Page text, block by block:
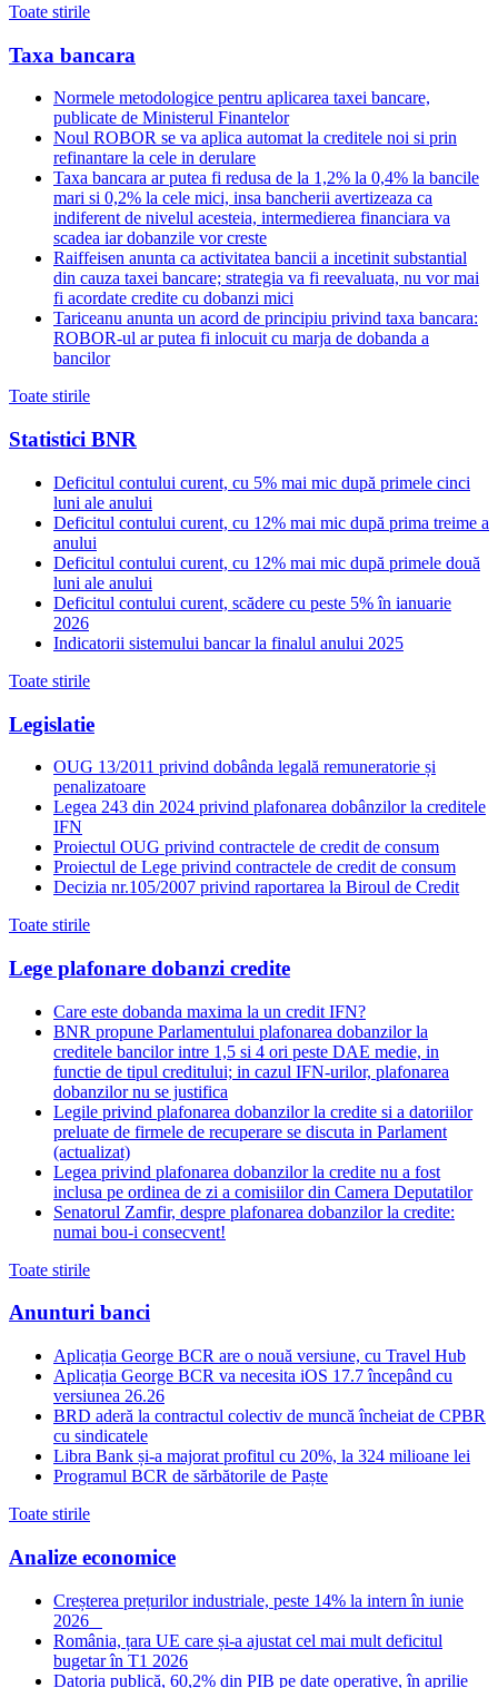
Toate stirile
Taxa bancara
Normele metodologice pentru aplicarea taxei bancare,
publicate de Ministerul Finantelor
Noul ROBOR se va aplica automat la creditele noi si prin
refinantare la cele in derulare
Taxa bancara ar putea fi redusa de la 1,2% la 0,4% la bancile
mari si 0,2% la cele mici, insa bancherii avertizeaza ca
indiferent de nivelul acesteia, intermedierea financiara va
scadea iar dobanzile vor creste
Raiffeisen anunta ca activitatea bancii a incetinit substantial
din cauza taxei bancare; strategia va fi reevaluata, nu vor mai
fi acordate credite cu dobanzi mici
Tariceanu anunta un acord de principiu privind taxa bancara:
ROBOR-ul ar putea fi inlocuit cu marja de dobanda a
bancilor
Toate stirile
Statistici BNR
Deficitul contului curent, cu 5% mai mic după primele cinci
luni ale anului
Deficitul contului curent, cu 12% mai mic după prima treime a
anului
Deficitul contului curent, cu 12% mai mic după primele două
luni ale anului
Deficitul contului curent, scădere cu peste 5% în ianuarie
2026
Indicatorii sistemului bancar la finalul anului 2025
Toate stirile
Legislatie
OUG 13/2011 privind dobânda legală remuneratorie și
penalizatoare
Legea 243 din 2024 privind plafonarea dobânzilor la creditele
IFN
Proiectul OUG privind contractele de credit de consum
Proiectul de Lege privind contractele de credit de consum
Decizia nr.105/2007 privind raportarea la Biroul de Credit
Toate stirile
Lege plafonare dobanzi credite
Care este dobanda maxima la un credit IFN?
BNR propune Parlamentului plafonarea dobanzilor la
creditele bancilor intre 1,5 si 4 ori peste DAE medie, in
functie de tipul creditului; in cazul IFN-urilor, plafonarea
dobanzilor nu se justifica
Legile privind plafonarea dobanzilor la credite si a datoriilor
preluate de firmele de recuperare se discuta in Parlament
(actualizat)
Legea privind plafonarea dobanzilor la credite nu a fost
inclusa pe ordinea de zi a comisiilor din Camera Deputatilor
Senatorul Zamfir, despre plafonarea dobanzilor la credite:
numai bou-i consecvent!
Toate stirile
Anunturi banci
Aplicația George BCR are o nouă versiune, cu Travel Hub
Aplicația George BCR va necesita iOS 17.7 începând cu
versiunea 26.26
BRD aderă la contractul colectiv de muncă încheiat de CPBR
cu sindicatele
Libra Bank și-a majorat profitul cu 20%, la 324 milioane lei
Programul BCR de sărbătorile de Paște
Toate stirile
Analize economice
Creșterea prețurilor industriale, peste 14% la intern în iunie
2026
România, țara UE care și-a ajustat cel mai mult deficitul
bugetar în T1 2026
Datoria publică, 60,2% din PIB pe date operative, în aprilie